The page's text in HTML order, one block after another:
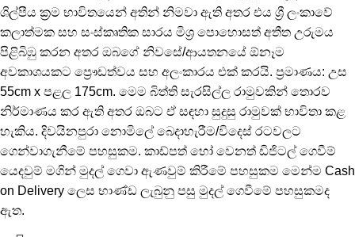
ශිල්පීය ක්‍රම භාවිතයෙන් අතින් නිමවා ඇති අතර එය ශ්‍රී ලංකාවේ
කලාත්මක සහ සංස්කෘතික සාරය මිශ්‍ර පොහොසත් අතීත උරුමය
පිළිබිඹු කරන අතර ඔබගේ නිවසේ/ආයතනයේ ඕනෑම
අවකාශයකට ප්‍රෞඩත්වය සහ අලංකාරය එක් කරයි. ප්‍රමාණය: උස
55cm x පළල 175cm. මෙම බිත්ති සැරසිල්ල රාමුවකින් තොරව
නිර්මාණය කර ඇති අතර ඔබට ඒ සඳහා සුදුසු රාමුවක් භාවිතා කළ
හැකිය. දිවයිනපුරා නොමිලේ බෙදාහැරීම/විදෙස් රටවලට
ගෙන්වාගැනීමේ පහසුකම. කාඩ්පත් හෝ වෙනත් ඩිජිටල් ගෙවීම්
යෙදවුම් මගින් මුදල් ගෙවා ඇණවුම් කිරීමේ පහසුකම මෙන්ම Cash
on Delivery ලෙස භාණ්ඩ ලැබුනු පසු මුදල් ගෙවීමේ පහසුකමද
ඇත.